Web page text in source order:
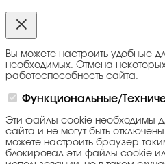
Вы можете настроить удобные
необходимых. Отмена
работоспособность сайта.
Функциональные/
Эти файлы cookie необходимы
сайта и не могут быть
можете настроить браузер
блокировал эти файлы cookie